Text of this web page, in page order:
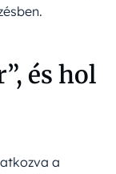
és hol
a